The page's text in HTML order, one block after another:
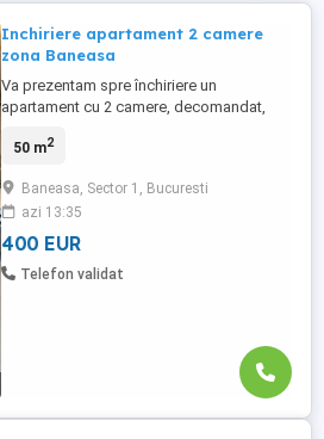
Inchiriere apartament 2 camere
zona Baneasa
Va prezentam spre închiriere un
apartament cu 2 camere, decomandat,
doar 3 minute de Parcul Herăstrău.
foarte luminos, cu camere mari, bine
compartimentate, și se închiriază complet
mobilat și utilat în stil modern. ...
50 m2
Baneasa, Sector 1, Bucuresti
azi 13:35
400 EUR
Telefon validat